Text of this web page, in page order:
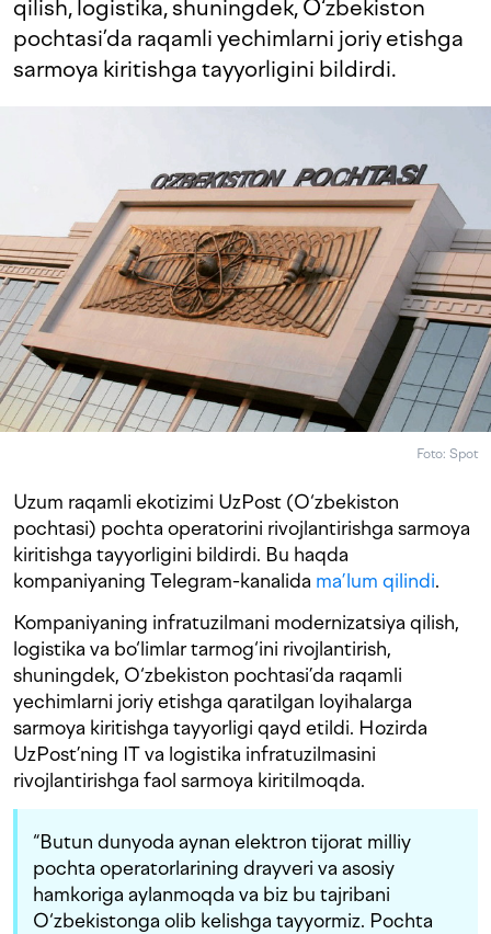
qilish, logistika, shuningdek, O‘zbekiston
pochtasi’da raqamli yechimlarni joriy etishga
sarmoya kiritishga tayyorligini bildirdi.
Foto: Spot
Uzum raqamli ekotizimi UzPost (O‘zbekiston
pochtasi) pochta operatorini rivojlantirishga sarmoya
kiritishga tayyorligini bildirdi. Bu haqda
kompaniyaning Telegram-kanalida ma’lum qilindi.
Kompaniyaning infratuzilmani modernizatsiya qilish,
logistika va bo‘limlar tarmog‘ini rivojlantirish,
shuningdek, O‘zbekiston pochtasi’da raqamli
yechimlarni joriy etishga qaratilgan loyihalarga
sarmoya kiritishga tayyorligi qayd etildi. Hozirda
UzPost’ning IT va logistika infratuzilmasini
rivojlantirishga faol sarmoya kiritilmoqda.
“Butun dunyoda aynan elektron tijorat milliy
pochta operatorlarining drayveri va asosiy
hamkoriga aylanmoqda va biz bu tajribani
O‘zbekistonga olib kelishga tayyormiz. Pochta